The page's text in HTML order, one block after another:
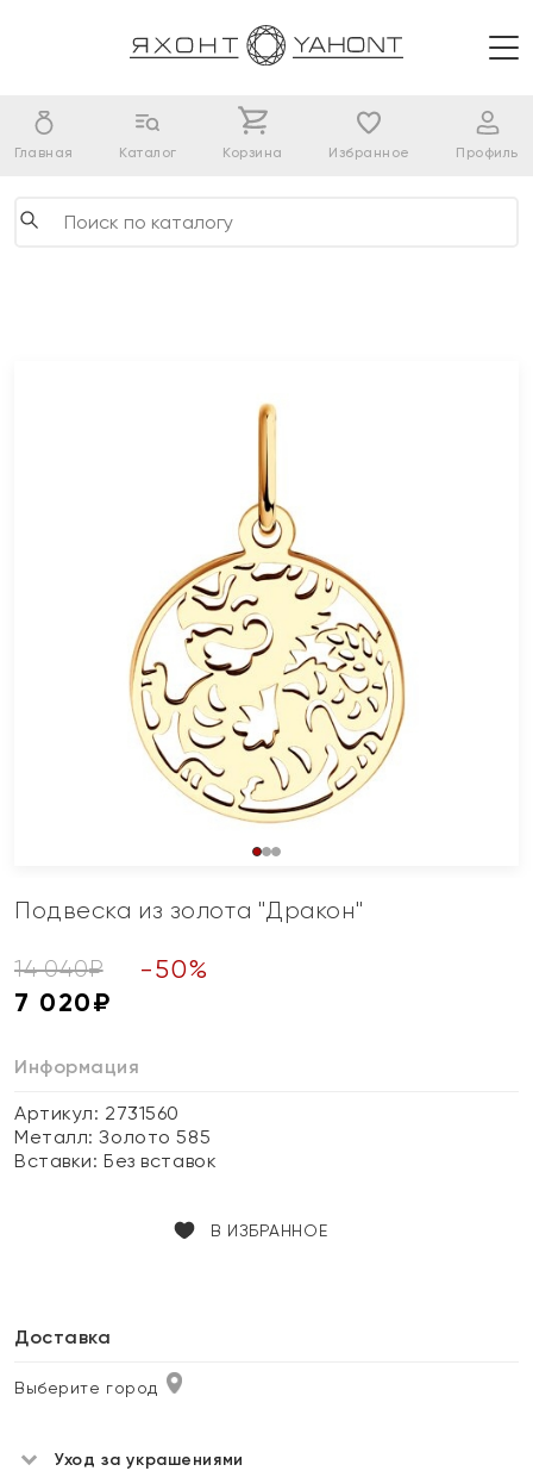
Главная Каталог Корзина Избранное Профиль
Подвеска из золота "Дракон"
14 040₽ -50%
7 020₽
Информация
Артикул: 2731560
Металл:Золото 585
Вставки:Без вставок
В ИЗБРАННОЕ
Доставка
Выберите город
Уход за украшениями